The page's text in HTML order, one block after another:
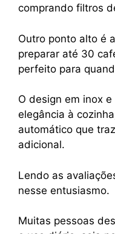
comprando filtros
Outro ponto alto é
preparar até 30
perfeito para
O design em inox
elegância à
automático que
adicional.
Lendo as
nesse entusiasmo.
Muitas pessoas